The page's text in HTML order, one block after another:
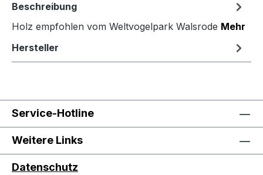
Beschreibung
Holz empfohlen vom Weltvogelpark Walsrode Mehr
Hersteller
Service-Hotline
Weitere Links
Datenschutz